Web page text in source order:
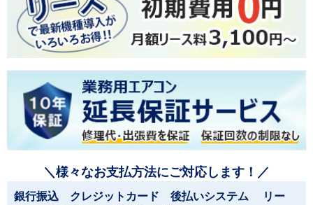
＼様々なお支払方法にご対応します！／
銀行振込 クレジットカード 後払いシステム リー